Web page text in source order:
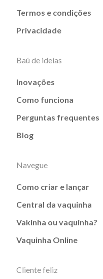
Termos e condições
Privacidade
Baú de ideias
Inovações
Como funciona
Perguntas frequentes
Blog
Navegue
Como criar e lançar
Central da vaquinha
Vakinha ou vaquinha?
Vaquinha Online
Cliente feliz